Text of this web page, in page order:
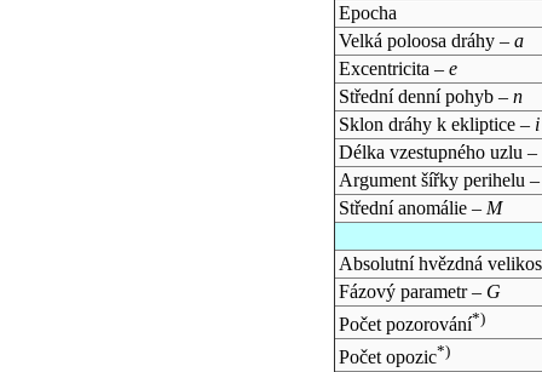
Epocha
Velká poloosa dráhy – a
Excentricita – e
Střední denní pohyb – n
Sklon dráhy k ekliptice – i
Délka vzestupného uzlu –
Argument šířky perihelu
Střední anomálie – M
Absolutní hvězdná
Fázový parametr – G
Počet pozorování*)
Počet opozic*)